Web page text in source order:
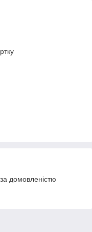
домовленістю